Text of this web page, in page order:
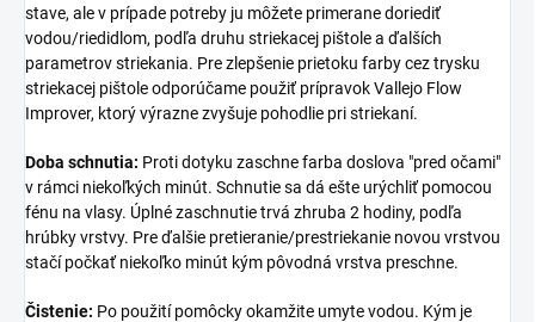
stave, ale v prípade potreby ju môžete primerane doriediť
vodou/riedidlom, podľa druhu striekacej pištole a ďalších
parametrov striekania. Pre zlepšenie prietoku farby cez trysku
striekacej pištole odporúčame použiť prípravok Vallejo Flow
Improver, ktorý výrazne zvyšuje pohodlie pri striekaní.
Doba schnutia: Proti dotyku zaschne farba doslova "pred očami"
v rámci niekoľkých minút. Schnutie sa dá ešte urýchliť pomocou
fénu na vlasy. Úplné zaschnutie trvá zhruba 2 hodiny, podľa
hrúbky vrstvy. Pre ďalšie pretieranie/prestriekanie novou vrstvou
stačí počkať niekoľko minút kým pôvodná vrstva preschne.
Čistenie: Po použití pomôcky okamžite umyte vodou. Kým je